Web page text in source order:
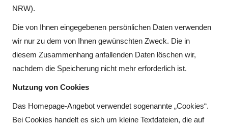
NRW).
Die von Ihnen eingegebenen persönlichen Daten verwenden
wir nur zu dem von Ihnen gewünschten Zweck. Die in
diesem Zusammenhang anfallenden Daten löschen wir,
nachdem die Speicherung nicht mehr erforderlich ist.
Nutzung von Cookies
Das Homepage-Angebot verwendet sogenannte „Cookies“.
Bei Cookies handelt es sich um kleine Textdateien, die auf